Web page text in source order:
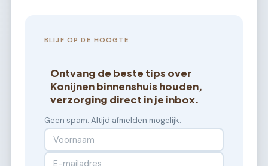
BLIJF OP DE HOOGTE
Ontvang de beste tips over
Konijnen binnenshuis houden,
verzorging direct in je inbox.
Geen spam. Altijd afmelden mogelijk.